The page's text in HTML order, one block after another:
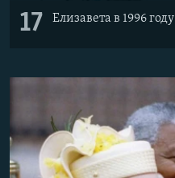
17 Елизавета в 1996 году